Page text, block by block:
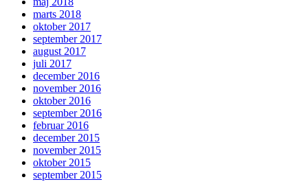
marts 2018
oktober 2017
september 2017
august 2017
juli 2017
december 2016
november 2016
oktober 2016
september 2016
februar 2016
december 2015
november 2015
oktober 2015
september 2015